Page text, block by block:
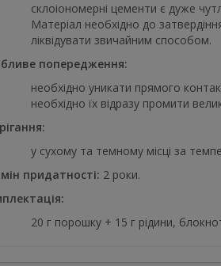
склоіономерні цементи є дуже
Матеріал необхідно до
ліквідувати звичайним способом.
попередження:
необхідно уникати прямого
необхідно їх відразу промити
у сухому та темному місці за
придатності: 2 роки.
20 г порошку + 15 г рідини,